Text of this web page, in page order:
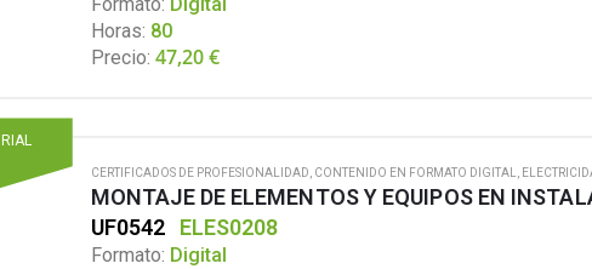
Horas: 80
Precio: 47,20€
CERTIFICADOS DE PROFESIONALIDAD CONTENIDO EN FORMATO DIGITAL
MONTAJE DE ELEMENTOS Y EQUIPOS EN
UF0542
ELES0208
Formato: Digital